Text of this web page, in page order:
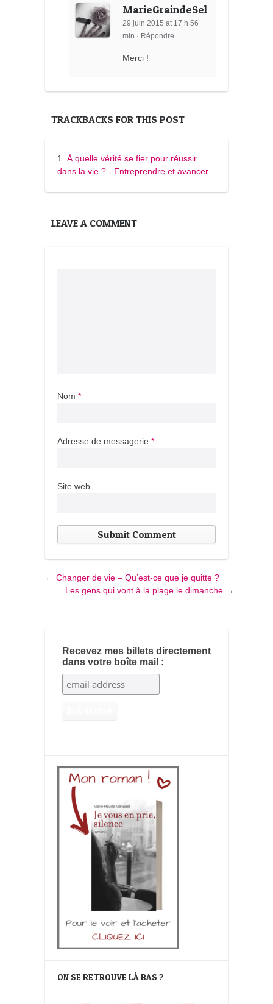
MarieGraindeSel
29 juin 2015 at 17 h 56
min · Répondre
Merci !
TRACKBACKS FOR THIS POST
À quelle vérité se fier pour réussir
dans la vie ? - Entreprendre et avancer
LEAVE A COMMENT
Nom *
Adresse de messagerie *
Site web
← Changer de vie – Qu’est-ce que je quitte ?
Les gens qui vont à la plage le dimanche →
Recevez mes billets directement
dans votre boîte mail :
ON SE RETROUVE LÀ BAS ?